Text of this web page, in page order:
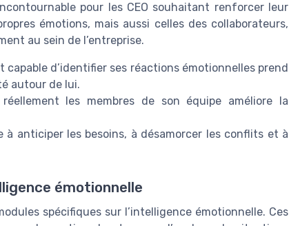
pour les CEO souhaitant renforcer leur
émotions, mais aussi celles des collaborateurs,
au sein de l’entreprise.
d’identifier ses réactions émotionnelles prend
autour de lui.
les membres de son équipe améliore la
anticiper les besoins, à désamorcer les conflits et à
émotionnelle
spécifiques sur l’intelligence émotionnelle. Ces